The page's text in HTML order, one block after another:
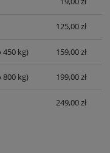
125,00 zł
450 kg) 159,00 zł
800 kg) 199,00 zł
249,00 zł